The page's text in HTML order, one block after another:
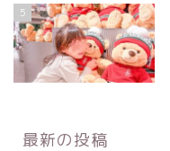
5
最新の投稿